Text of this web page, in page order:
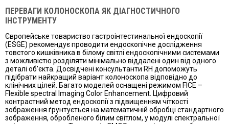
ПЕРЕВАГИ КОЛОНОСКОПА ЯК ДІАГНОСТИЧНОГО
ІНСТРУМЕНТУ
Європейське товариство гастроінтестинальної ендоскопії
(ESGE) рекомендує проводити ендоскопічне дослідження
товстого кишківника в білому світлі ендоскопічними системами
з можливістю розділяти мінімально віддалені один від одного
деталі об'єкта. Досвідчені консультанти RH допоможуть
підібрати найкращий варіант колоноскопа відповідно до
клінічних цілей. Багато моделей оснащені режимом FICE –
Flexible spectral Imaging Color Enhancement. Цифровий
контрастний метод ендоскопії з підвищенням чіткості
зображення ґрунтується на математичній обробці стандартного
зображення, обробленого білим світлом, у модулі спектральної